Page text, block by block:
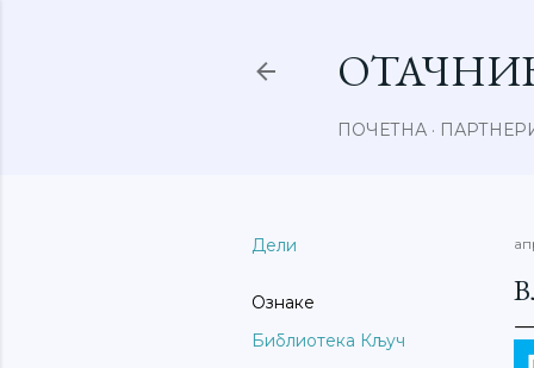
ПОЧЕТНА
Дели
Ознаке
Библиотека Кључ